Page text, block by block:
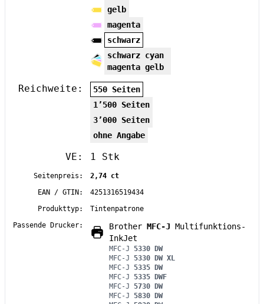
gelb
magenta
schwarz
schwarz cyan
magenta gelb
Reichweite:
550 Seiten
1’500 Seiten
3’000 Seiten
ohne Angabe
VE: 1 Stk
Seitenpreis:
2,74 ct
EAN / GTIN:
4251316519434
Produkttyp:
Tintenpatrone
Passende Drucker:
Brother MFC-J Multifunktions-
InkJet
MFC-J 5330 DW
MFC-J 5330 DW XL
MFC-J 5335 DW
MFC-J 5335 DWF
MFC-J 5730 DW
MFC-J 5830 DW